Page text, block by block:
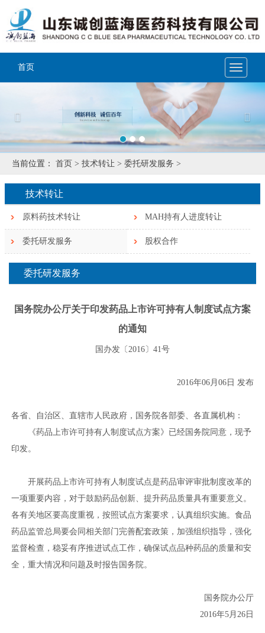
Toggle
首页
当前位置： 首页 > 技术转让 > 委托研发服务 >
技术转让
原料药技术转让 MAH持有人进度转让
委托研发服务 股权合作
委托研发服务
国务院办公厅关于印发药品上市许可持有人制度试点方案
的通知
国办发〔2016〕41号
2016年06月06日 发布
各省、自治区、直辖市人民政府，国务院各部委、各直属机构：
《药品上市许可持有人制度试点方案》已经国务院同意，现予
印发。
开展药品上市许可持有人制度试点是药品审评审批制度改革的
一项重要内容，对于鼓励药品创新、提升药品质量具有重要意义。
各有关地区要高度重视，按照试点方案要求，认真组织实施。食品
药品监管总局要会同相关部门完善配套政策，加强组织指导，强化
监督检查，稳妥有序推进试点工作，确保试点品种药品的质量和安
全，重大情况和问题及时报告国务院。
国务院办公厅
2016年5月26日